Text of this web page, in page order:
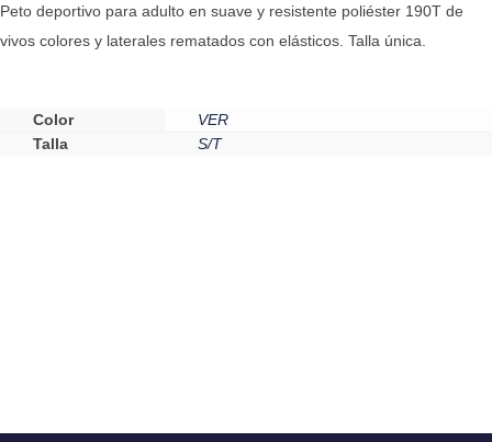
Peto deportivo para adulto en suave y resistente poliéster 190T de
vivos colores y laterales rematados con elásticos. Talla única.
Color
VER
Talla
S/T